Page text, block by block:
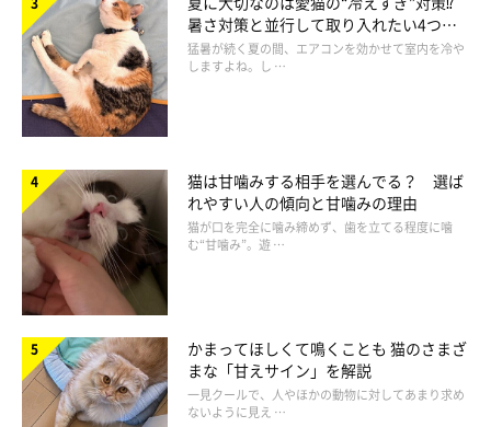
まいにちのいぬ・ねこのきもちアプリ
暑さ対策と並行して取り入れたい4つの
工夫
猛暑が続く夏の間、エアコンを効かせて室内を冷や
しますよね。し …
猫は甘噛みする相手を選んでる？ 選ば
れやすい人の傾向と甘噛みの理由
猫が口を完全に噛み締めず、歯を立てる程度に噛
む“甘噛み”。遊 …
かまってほしくて鳴くことも 猫のさまざ
まな「甘えサイン」を解説
一見クールで、人やほかの動物に対してあまり求め
ないように見え …